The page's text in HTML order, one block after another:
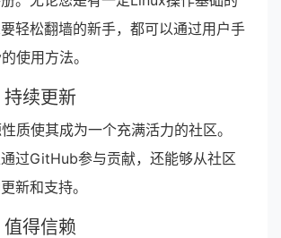
轻松翻墙的新手，都可以通过用户手
使用方法。
持续更新
质使其成为一个充满活力的社区。
过GitHub参与贡献，还能够从社区
新和支持。
得信赖